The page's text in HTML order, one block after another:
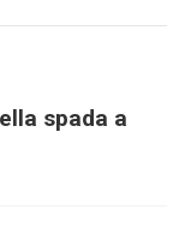
spada a